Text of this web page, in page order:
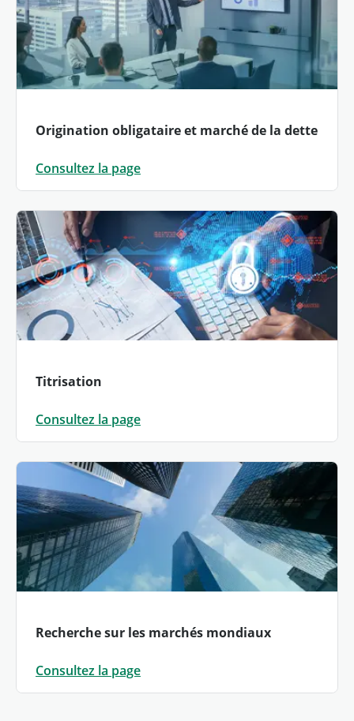
Origination obligataire et marché de la dette
Consultez la page
Titrisation
Consultez la page
Recherche sur les marchés mondiaux
Consultez la page